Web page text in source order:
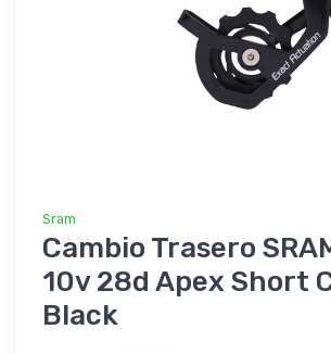
Sram
Cambio Trasero
10v 28d Apex Short
Black